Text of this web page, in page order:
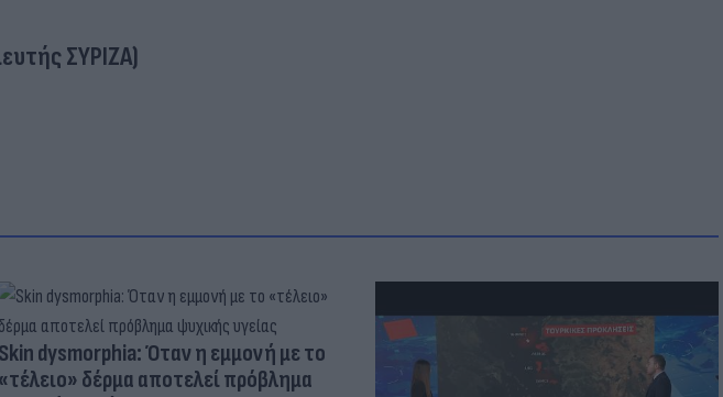
ΣΥΡΙΖΑ)
Skin dysmorphia: Όταν η εμμονή με το
«τέλειο» δέρμα αποτελεί πρόβλημα